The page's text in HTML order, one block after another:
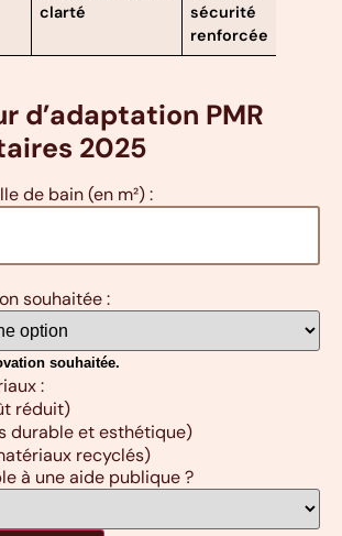
clarté
sécurité
renforcée
d’adaptation PMR
2025
de bain (en m²) :
souhaitée :
souhaitée.
:
réduit)
durable et esthétique)
recyclés)
à une aide publique ?